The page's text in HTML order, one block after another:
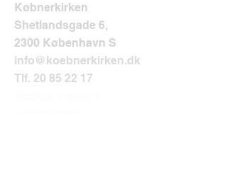
Købnerkirken
Shetlandsgade 6,
2300 København S
info@koebnerkirken.dk
Tlf. 20 85 22 17